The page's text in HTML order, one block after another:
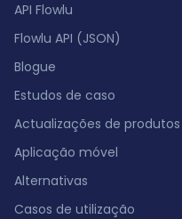
API Flowlu
Flowlu API (JSON)
Blogue
Estudos de caso
Actualizações de produtos
Aplicação móvel
Alternativas
Casos de utilização